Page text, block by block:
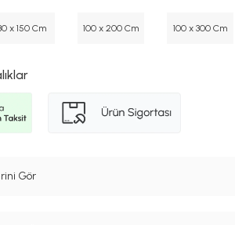
x 150 Cm 100 x 200 Cm 100 x 300 Cm
Gör